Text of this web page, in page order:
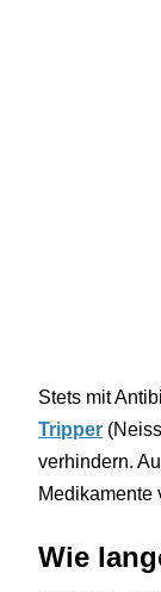
Stets mit
Tripper
verhindern.
Medikamente
Wie